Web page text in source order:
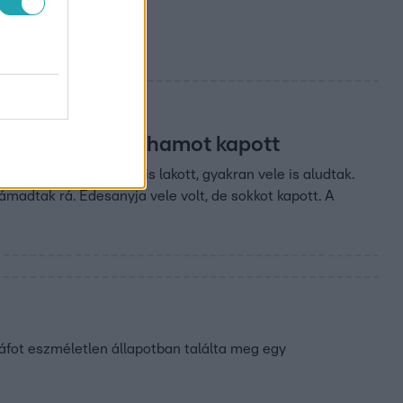
epilepsziás rohamot kapott
két nagytestű kutya is lakott, gyakran vele is aludtak.
rá. Édesanyja vele volt, de sokkot kapott. A
eszméletlen állapotban találta meg egy